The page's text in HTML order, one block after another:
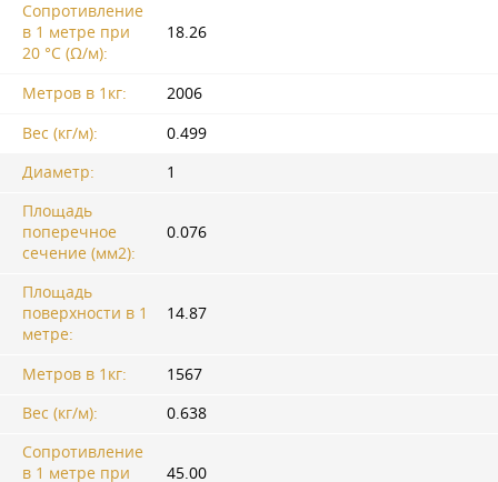
Сопротивление
в 1 метре при
20 °C (Ω/м):
18.26
Метров в 1кг:
2006
Вес (кг/м):
0.499
Диаметр:
1
Площадь
поперечное
сечение (мм2):
0.076
Площадь
поверхности в 1
метре:
14.87
Метров в 1кг:
1567
Вес (кг/м):
0.638
Сопротивление
в 1 метре при
45.00